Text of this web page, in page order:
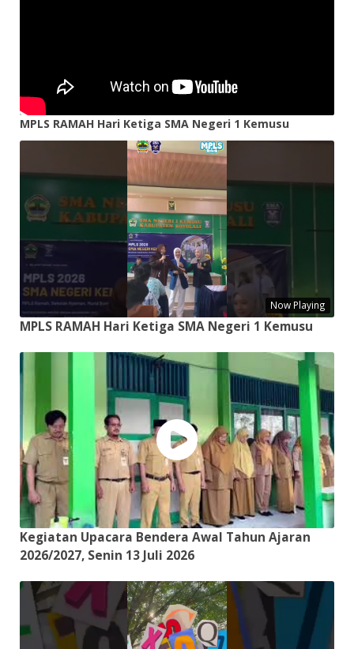
MPLS RAMAH Hari Ketiga SMA Negeri 1 Kemusu
Now Playing
MPLS RAMAH Hari Ketiga SMA Negeri 1 Kemusu
Kegiatan Upacara Bendera Awal Tahun Ajaran
2026/2027, Senin 13 Juli 2026